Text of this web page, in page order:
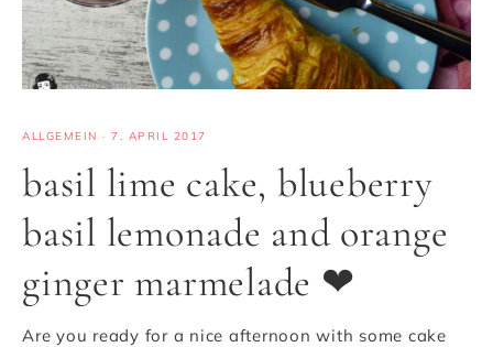
ALLGEMEIN · 7. APRIL 2017
basil lime cake, blueberry
basil lemonade and orange
ginger marmelade ❤
Are you ready for a nice afternoon with some cake